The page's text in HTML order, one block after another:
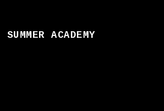
SUMMER ACADEMY